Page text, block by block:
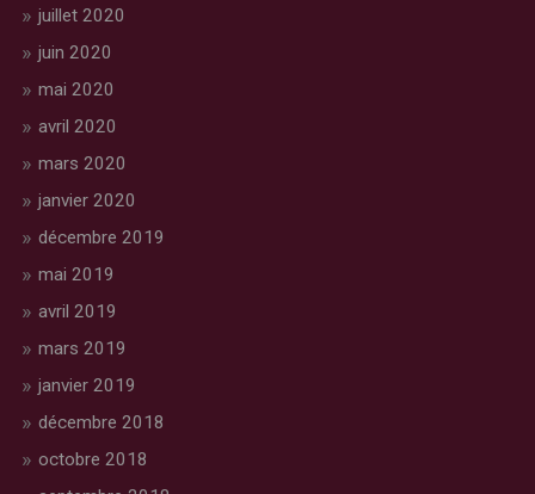
juillet 2020
juin 2020
mai 2020
avril 2020
mars 2020
janvier 2020
décembre 2019
mai 2019
avril 2019
mars 2019
janvier 2019
décembre 2018
octobre 2018